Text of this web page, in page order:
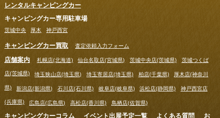
レンタルキャンピングカー
キャンピングカー専用駐車場
茨城中央 厚木 神戸西宮
キャンピングカー買取 査定依頼入力フォーム
店舗案内 札幌店(北海道) 仙台名取店(宮城県) 茨城中央店(茨城県) 茨城つくば
店(茨城県) 埼玉狭山店(埼玉県) 埼玉寄居店(埼玉県) 柏店(千葉県) 厚木店(神奈川
県) 新潟店(新潟県) 石川店(石川県) 岐阜店(岐阜県) 浜松店(静岡県) 神戸西宮店
(兵庫県) 広島店(広島県) 高松店(香川県) 鳥栖店(佐賀県)
キャンピングカーコラム イベント出展予定一覧 よくある質問 お